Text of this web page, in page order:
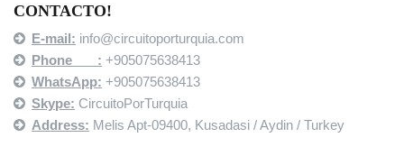
CONTACTO!
E-mail: info@circuitoporturquia.com
Phone : +905075638413
WhatsApp: +905075638413
Skype: CircuitoPorTurquia
Address: Melis Apt-09400, Kusadasi / Aydin / Turkey